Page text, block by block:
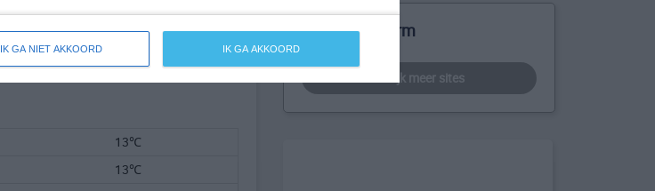
IK GA NIET AKKOORD IK GA AKKOORD
13℃
13℃
Meer over Börm
bekijk meer sites